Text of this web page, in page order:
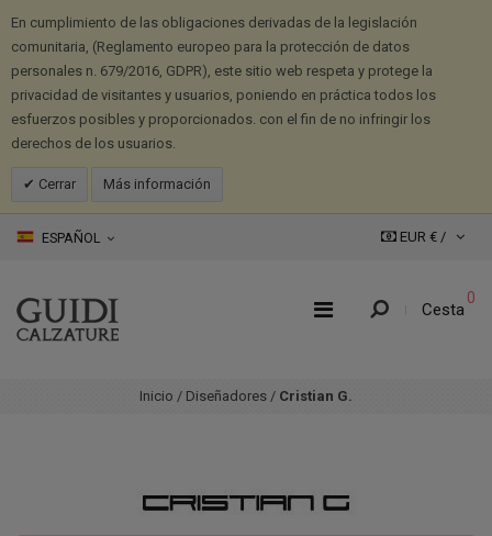
En cumplimiento de las obligaciones derivadas de la legislación
comunitaria, (Reglamento europeo para la protección de datos
personales n. 679/2016, GDPR), este sitio web respeta y protege la
privacidad de visitantes y usuarios, poniendo en práctica todos los
esfuerzos posibles y proporcionados. con el fin de no infringir los
derechos de los usuarios.
Cerrar Más información
ESPAÑOL EUR € /
Cesta
0
Inicio / Diseñadores / Cristian G.